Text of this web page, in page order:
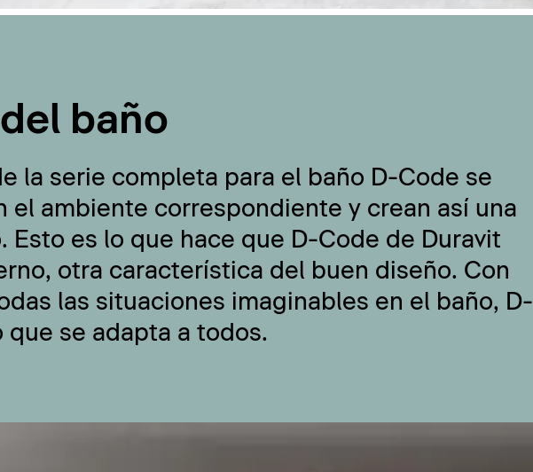
baño
la serie completa para el baño D-Code se
el ambiente correspondiente y crean así una
Esto es lo que hace que D-Code de Duravit
otra característica del buen diseño. Con
las situaciones imaginables en el baño, D-
que se adapta a todos.